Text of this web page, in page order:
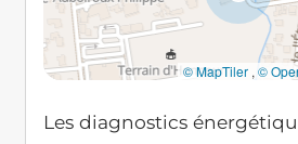
© MapTiler ,©
Les diagnostics